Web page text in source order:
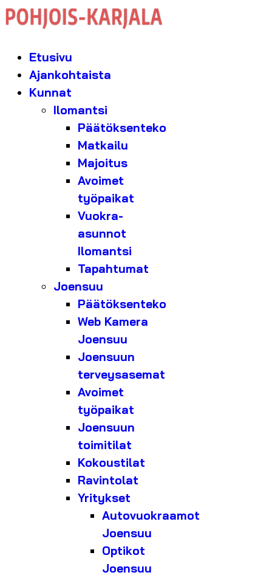
Etusivu
Ajankohtaista
Kunnat
Ilomantsi
Päätöksenteko
Matkailu
Majoitus
Avoimet
työpaikat
Vuokra-
asunnot
Ilomantsi
Tapahtumat
Joensuu
Päätöksenteko
Web Kamera
Joensuu
Joensuun
terveysasemat
Avoimet
työpaikat
Joensuun
toimitilat
Kokoustilat
Ravintolat
Yritykset
Autovuokraamot
Joensuu
Optikot
Joensuu